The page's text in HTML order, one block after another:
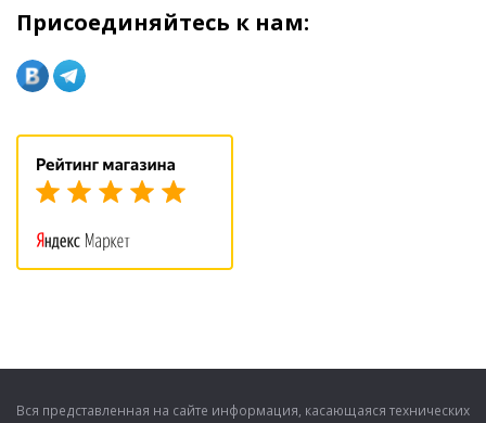
Присоединяйтесь к нам:
Вся представленная на сайте информация, касающаяся технических